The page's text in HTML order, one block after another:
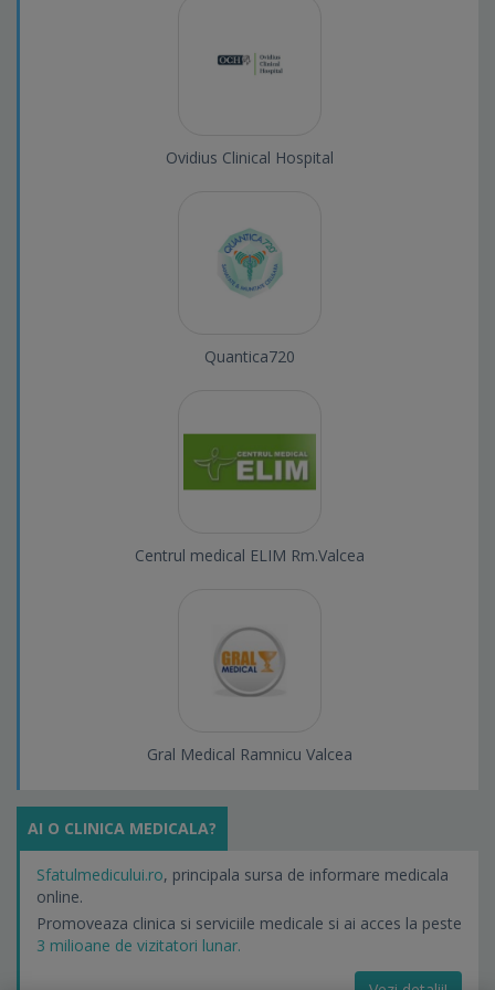
Ovidius Clinical Hospital
Quantica720
Centrul medical ELIM Rm.Valcea
Gral Medical Ramnicu Valcea
AI O CLINICA MEDICALA?
Sfatulmedicului.ro, principala sursa de informare medicala
online.
Promoveaza clinica si serviciile medicale si ai acces la peste
3 milioane de vizitatori lunar.